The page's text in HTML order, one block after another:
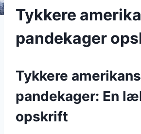
Tykkere
pandekager
Tykkere
pandekager: En
opskrift